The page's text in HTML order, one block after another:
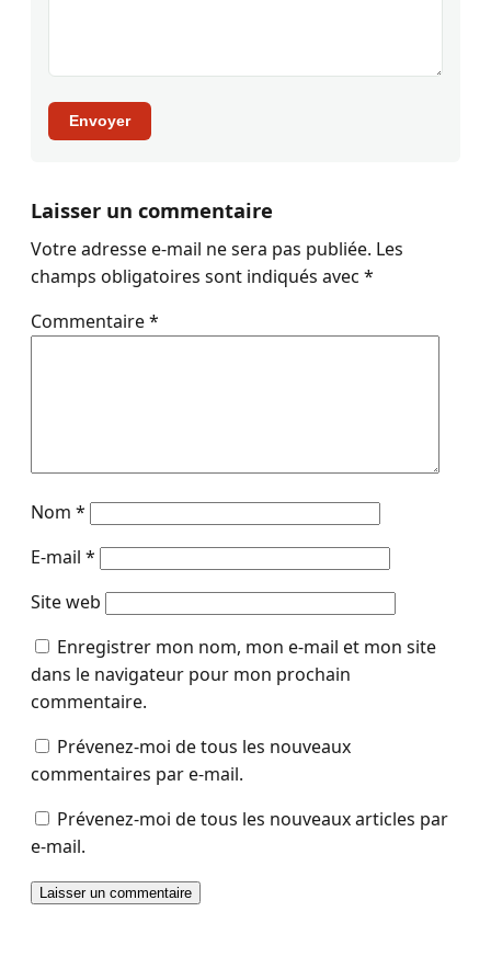
Envoyer
Laisser un commentaire
Votre adresse e-mail ne sera pas publiée. Les
champs obligatoires sont indiqués avec *
Commentaire*
Nom *
E-mail *
Site web
Enregistrer mon nom, mon e-mail et mon site
dans le navigateur pour mon prochain
commentaire.
Prévenez-moi de tous les nouveaux
commentaires par e-mail.
Prévenez-moi de tous les nouveaux articles par
e-mail.